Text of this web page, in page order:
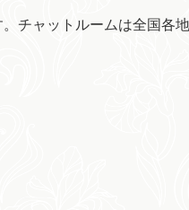
チャットルームは全国各